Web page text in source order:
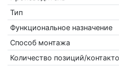
Тип
Функциональное назначение
Способ монтажа
Количество позиций/